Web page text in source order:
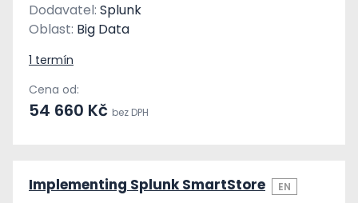
Dodavatel: Splunk
Oblast: Big Data
1 termín
Cena od:
54 660 Kč bez DPH
Implementing Splunk SmartStore EN